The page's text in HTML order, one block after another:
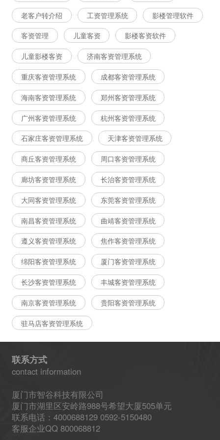
老客户转介绍 工资管理系统 影楼管理软件
客资管理 儿童客资 影楼客资软件
儿童影楼客资 济南客资管理系统
重庆客资管理系统 成都客资管理系统
海南客资管理系统 郑州客资管理系统
广州客资管理系统 杭州客资管理系统
石家庄客资管理系统 天津客资管理系统
商丘客资管理系统 周口客资管理系统
廊坊客资管理系统 长治客资管理系统
大同客资管理系统 东莞客资管理系统
南昌客资管理系统 曲靖客资管理系统
遵义客资管理系统 焦作客资管理系统
绵阳客资管理系统 厦门客资管理系统
长沙客资管理系统 丰城客资管理系统
南京客资管理系统 贵阳客资管理系统
驻马店客资管理系统
联系方式
contact information
厦门市智谷科技有限公司
厦门市湖里区安岭路988号希望大厦505单元
联系电话：4000688129 0592-5150480
客服企业QQ 800068812